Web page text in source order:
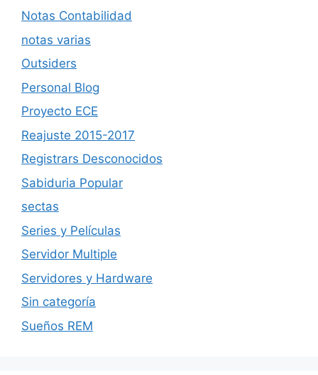
Notas Contabilidad
notas varias
Outsiders
Personal Blog
Proyecto ECE
Reajuste 2015-2017
Registrars Desconocidos
Sabiduria Popular
sectas
Series y Películas
Servidor Multiple
Servidores y Hardware
Sin categoría
Sueños REM